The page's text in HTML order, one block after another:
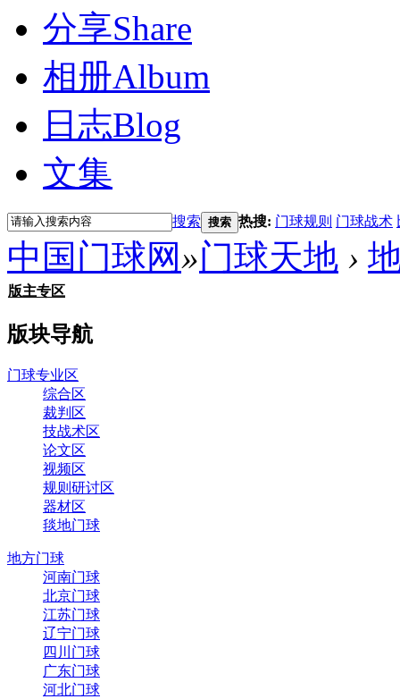
分享Share
相册Album
日志Blog
文集
搜索 搜索 热搜: 门球规则 门球战术
中国门球网»门球天地 ›
版主专区
版块导航
门球专业区
综合区
裁判区
技战术区
论文区
视频区
规则研讨区
器材区
毯地门球
地方门球
河南门球
北京门球
江苏门球
辽宁门球
四川门球
广东门球
河北门球